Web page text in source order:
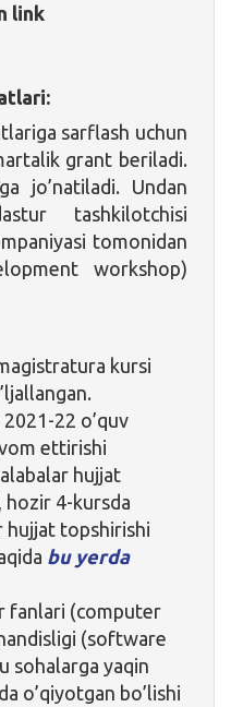
link
sarflash uchun
grant beriladi.
jo’natiladi. Undan
tashkilotchisi
tomonidan
workshop)
kursi
22 o’quv
ettirishi
hujjat
hozir 4-kursda
hujjat topshirishi
bu yerda
fanlari (computer
(software
sohalarga yaqin
o’qiyotgan bo’lishi